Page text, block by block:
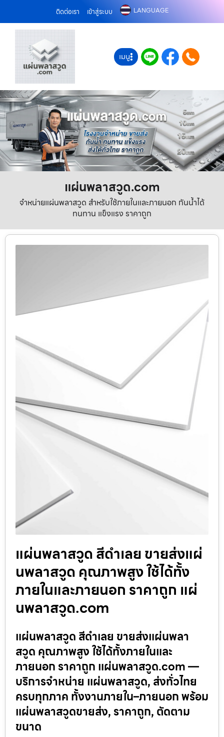
ติดต่อเรา เข้าสู่ระบบ LANGUAGE
เมนู
แผ่นพลาสวูด.com
จำหน่ายแผ่นพลาสวูด สำหรับใช้ภายในและภายนอก กันน้ำได้
ทนทาน แข็งแรง ราคาถูก
แผ่นพลาสวูด สีดำเลย ขายส่งแผ่
นพลาสวูด คุณภาพสูง ใช้ได้ทั้ง
ภายในและภายนอก ราคาถูก แผ่
นพลาสวูด.com
แผ่นพลาสวูด สีดำเลย ขายส่งแผ่นพลา
สวูด คุณภาพสูง ใช้ได้ทั้งภายในและ
ภายนอก ราคาถูก แผ่นพลาสวูด.com —
บริการจำหน่าย แผ่นพลาสวูด, ส่งทั่วไทย
ครบทุกภาค ทั้งงานภายใน–ภายนอก พร้อม
แผ่นพลาสวูดขายส่ง, ราคาถูก, ตัดตาม
ขนาด